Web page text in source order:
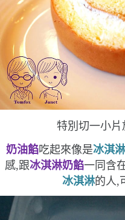
特別切一小片
奶油餡吃起來像是冰淇
感,跟冰淇淋奶餡一同含
冰淇淋的人,